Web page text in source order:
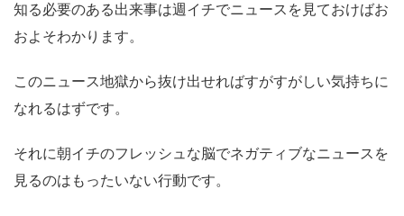
知る必要のある出来事は週イチでニュースを見ておけばお
およそわかります。
このニュース地獄から抜け出せればすがすがしい気持ちに
なれるはずです。
それに朝イチのフレッシュな脳でネガティブなニュースを
見るのはもったいない行動です。